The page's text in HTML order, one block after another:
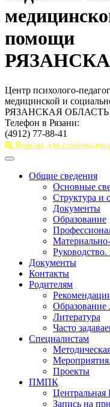
помощи
Центр психолого-
медицинской и
РЯЗАНСКАЯ ОБЛАСТЬ
Телефон в Рязани:
(4912) 77-88-41
Версия для
Toggle
navigationОбщие сведения
Основные
Структура и
Документы
Образование
Руководство.
Документы
Контакты
Родителям
Литература
Часто
Специалистам
Проекты
ПМПК
Запись на